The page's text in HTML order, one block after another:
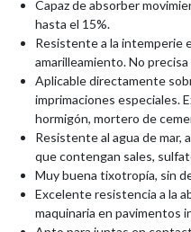
Capaz de absorber
hasta el 15%.
Resistente a la intemperie
amarilleamiento. No
Aplicable directamente
imprimaciones especiales.
hormigón, mortero de
Resistente al agua de mar,
que contengan sales,
Muy buena tixotropía, sin
Excelente resistencia a la
maquinaria en pavimentos